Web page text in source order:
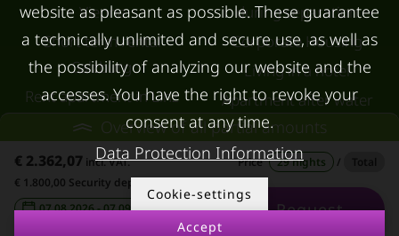
Overview of all partial amounts
€ 2.362,07 incl. VAT. Price 29 nights /
€ 1.800,00 Security deposit
07.08.2026 - 07.09.2026
- Request
Vienna
Short term rental
Salzburg
Rent apartment in Linz
Apartments for rent in
Innsbruck
Apartments in Graz
during separation
Corporate Housing
Living in a hotel
Apartment after water
damage
FOR LESSORS CONTACT
website as pleasant as possible. These guarantee
a technically unlimited and secure use, as well as
the possibility of analyzing our website and the
accesses. You have the right to revoke your
consent at any time.
Data Protection Information
Cookie-settings
Accept